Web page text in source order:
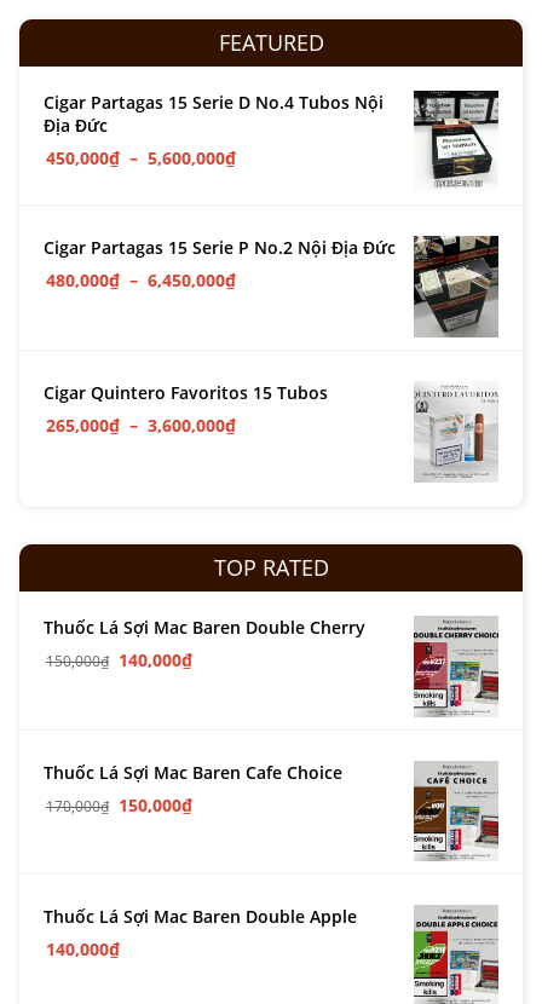
FEATURED
Cigar Partagas 15 Serie D No.4 Tubos Nội
Địa Đức
450,000₫ – 5,600,000₫
Cigar Partagas 15 Serie P No.2 Nội Địa Đức
480,000₫ – 6,450,000₫
Cigar Quintero Favoritos 15 Tubos
265,000₫ – 3,600,000₫
TOP RATED
Thuốc Lá Sợi Mac Baren Double Cherry
150,000₫ 140,000₫
Thuốc Lá Sợi Mac Baren Cafe Choice
170,000₫ 150,000₫
Thuốc Lá Sợi Mac Baren Double Apple
140,000₫